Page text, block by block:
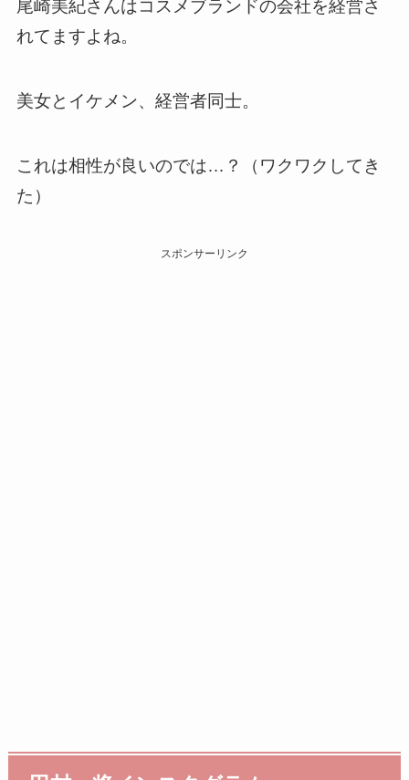
尾崎美紀さんはコスメブランドの会社を経営さ
れてますよね。
美女とイケメン、経営者同士。
これは相性が良いのでは…？（ワクワクしてき
た）
スポンサーリンク